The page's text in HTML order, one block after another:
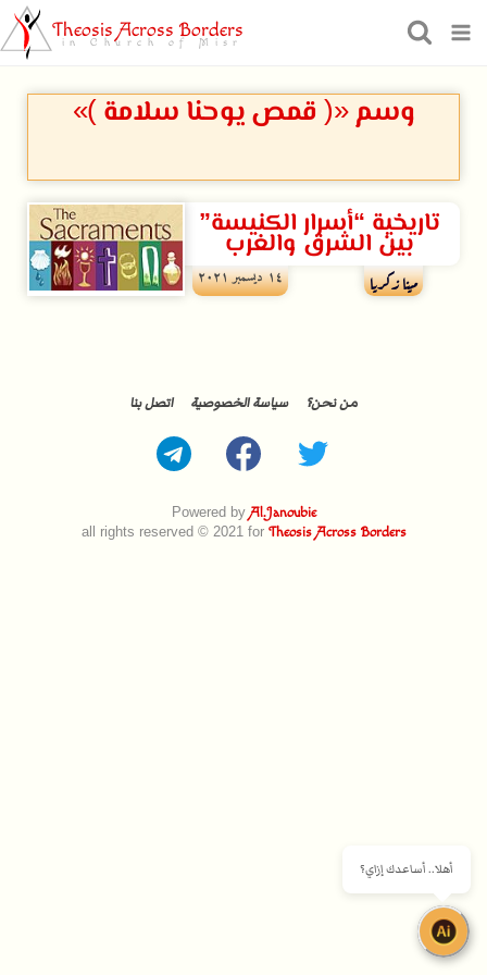
Theosis Across Borders
in Church of Misr
وسم «( قمص يوحنا سلامة )»
تاريخية “أسرار الكنيسة”
بين الشرق والغرب
مينا زكريا ۱٤ ديسمبر ۲۰۲۱
Powered by Al.Janoubie
all rights reserved © 2021 for Theosis Across Borders
من نحن؟ سياسة الخصوصية اتصل بنا
أهلا.. أساعدك إزاي؟